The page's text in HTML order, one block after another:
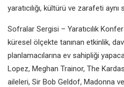
yaratıcılığı, kültürü ve zarafeti
Sofralar Sergisi – Yaratıcılık
küresel ölçekte tanınan etkinlik,
planlamacılarına ev sahipliği
Lopez, Meghan Trainor, The
aileleri, Sir Bob Geldof, Madonna